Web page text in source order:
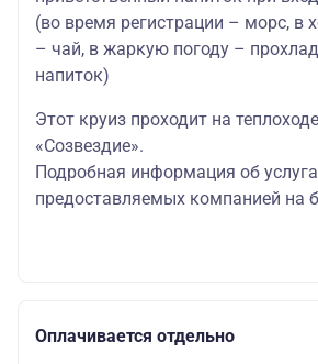
(во время регистрации – морс, в
– чай, в жаркую погоду –
напиток)
Этот круиз проходит на
«Созвездие».
Подробная информация об
предоставляемых компанией на
Оплачивается отдельно